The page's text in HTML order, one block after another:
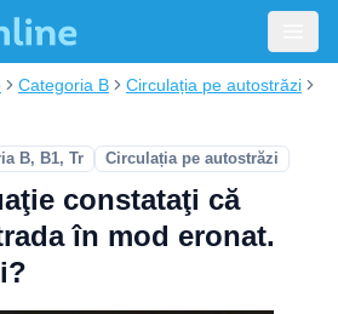
Categoria B
Circulația pe autostrăzi
B, B1, Tr Circulația pe autostrăzi
constataţi că
în mod eronat.